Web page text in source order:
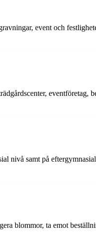
event och
eventföretag,
nivå samt på
blommor, ta emot